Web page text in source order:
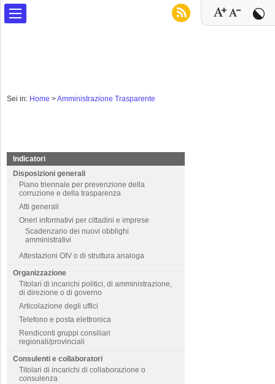
Sei in: Home >Amministrazione Trasparente
Indicatori
Disposizioni generali
Piano triennale per prevenzione della
corruzione e della trasparenza
Atti generali
Oneri informativi per cittadini e imprese
Scadenzario dei nuovi obblighi
amministrativi
Attestazioni OIV o di struttura analoga
Organizzazione
Titolari di incarichi politici, di amministrazione,
di direzione o di governo
Articolazione degli uffici
Telefono e posta elettronica
Rendiconti gruppi consiliari
regionali/provinciali
Consulenti e collaboratori
Titolari di incarichi di collaborazione o
consulenza